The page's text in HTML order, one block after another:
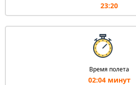
23:20
Время полета
02:04 минут